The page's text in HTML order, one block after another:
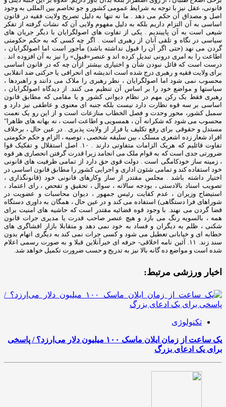
اخبار ورزشی مرتبط:
تکنولوژی
یک ساعت از زمان ایلان ماسک ۱۰۰ میلیون دلار می‌ارزد؟ / پاسخی
برای یک ادعای بزرگ